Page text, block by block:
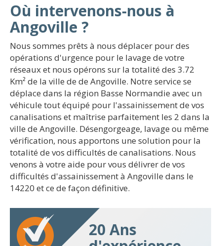
Où intervenons-nous à
Angoville ?
Nous sommes prêts à nous déplacer pour des
opérations d'urgence pour le lavage de votre
réseaux et nous opérons sur la totalité des 3.72
Km² de la ville de de Angoville. Notre service se
déplace dans la région Basse Normandie avec un
véhicule tout équipé pour l'assainissement de vos
canalisations et maîtrise parfaitement les 2 dans la
ville de Angoville. Désengorgeage, lavage ou même
vérification, nous apportons une solution pour la
totalité de vos difficultés de canalisations. Nous
venons à votre aide pour vous délivrer de vos
difficultés d'assainissement à Angoville dans le
14220 et ce de façon définitive.
20 Ans